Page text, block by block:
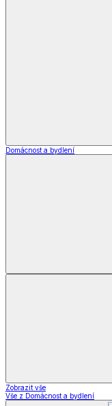
Domácnost a bydlení
Zobrazit vše
Vše z Domácnost a bydlení